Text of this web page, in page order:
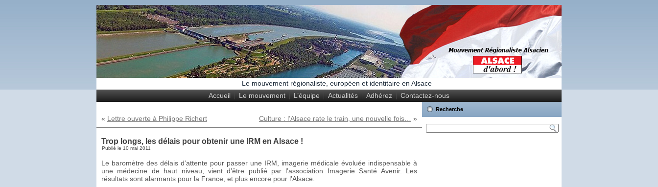
Le mouvement régionaliste, européen et identitaire en Alsace
Accueil
Le mouvement L’équipe Actualités Adhérez Contactez-nous
« Lettre ouverte à Philippe Richert Culture : l’Alsace rate le train, une nouvelle fois… »
Trop longs, les délais pour obtenir une IRM en Alsace !
Publié le 10 mai 2011
Le baromètre des délais d’attente pour passer une IRM, imagerie médicale évoluée indispensable à
une médecine de haut niveau, vient d’être publié par l’association Imagerie Santé Avenir. Les
résultats sont alarmants pour la France, et plus encore pour l’Alsace.
Recherche